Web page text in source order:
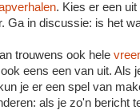
. Kies er een
Ga in discussie: is het
trouwens ook hele
eens een van uit. Als
je er een spel van
als je zo'n bericht